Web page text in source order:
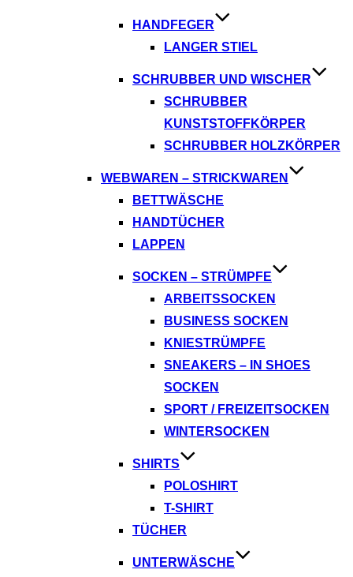
HANDFEGER
LANGER STIEL
SCHRUBBER UND WISCHER
SCHRUBBER
KUNSTSTOFFKÖRPER
SCHRUBBER HOLZKÖRPER
WEBWAREN – STRICKWAREN
BETTWÄSCHE
HANDTÜCHER
LAPPEN
SOCKEN – STRÜMPFE
ARBEITSSOCKEN
BUSINESS SOCKEN
KNIESTRÜMPFE
SNEAKERS – IN SHOES
SOCKEN
SPORT / FREIZEITSOCKEN
WINTERSOCKEN
SHIRTS
POLOSHIRT
T-SHIRT
TÜCHER
UNTERWÄSCHE